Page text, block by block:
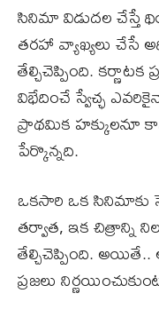
సినిమా విడుదల చేస్తే
తరహా వ్యాఖ్యలు చేసే
తేల్చిచెప్పింది.
విభేదించే స్వేచ్ఛ
ప్రాథమిక హక్కులనూ
పేర్కొన్నది.
ఒకసారి ఒక సినిమాకు
తర్వాత, ఇక చిత్రాన్ని
తేల్చిచెప్పింది. అయితే..
ప్రజలు